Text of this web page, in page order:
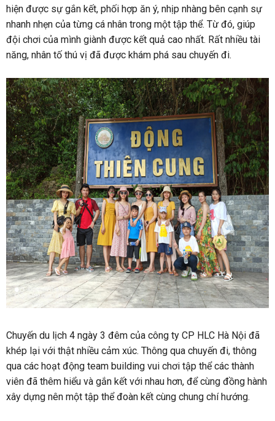
hiện được sự gắn kết, phối hợp ăn ý, nhịp nhàng bên cạnh sự
nhanh nhẹn của từng cá nhân trong một tập thể. Từ đó, giúp
đội chơi của mình giành được kết quả cao nhất. Rất nhiều tài
năng, nhân tố thú vị đã được khám phá sau chuyến đi.
Chuyến du lịch 4 ngày 3 đêm của công ty CP HLC Hà Nội đã
khép lại với thật nhiều cảm xúc. Thông qua chuyến đi, thông
qua các hoạt động team building vui chơi tập thể các thành
viên đã thêm hiểu và gắn kết với nhau hơn, để cùng đồng hành
xây dựng nên một tập thể đoàn kết cùng chung chí hướng.